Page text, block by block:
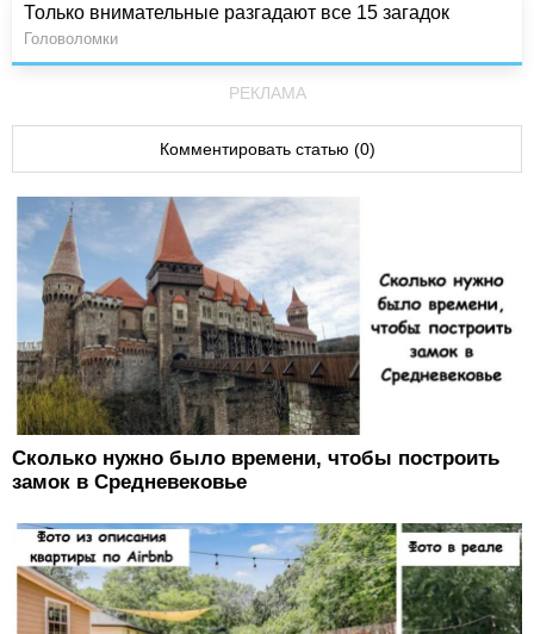
Только внимательные разгадают все 15 загадок
Головоломки
РЕКЛАМА
Комментировать статью (0)
Сколько нужно было времени, чтобы построить
замок в Средневековье